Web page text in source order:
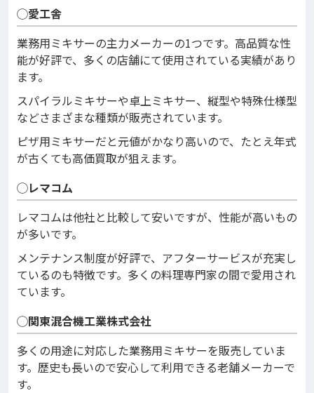
◯愛工舎
業務用ミキサーの主力メーカーの1つです。高品質な性
能が好評で、多くの店舗にて使用されている実績があり
ます。
スパイラルミキサーや卓上ミキサー、縦型や特殊仕様型
などさまざまな種類が販売されています。
ピザ用ミキサーだと元値がかなり高いので、たとえ年式
が古くても高価買取が狙えます。
◯レマコム
レマコムは他社と比較して安いですが、性能が高いもの
が多いです。
メンテナンス制度が好評で、アフターサービスが充実し
ているのも特徴です。多くの料理専門家の間で愛用され
ています。
◯関東混合機工業株式会社
多くの用途に対応した業務用ミキサーを販売していま
す。歴史も長いので安心して利用できる老舗メーカーで
す。